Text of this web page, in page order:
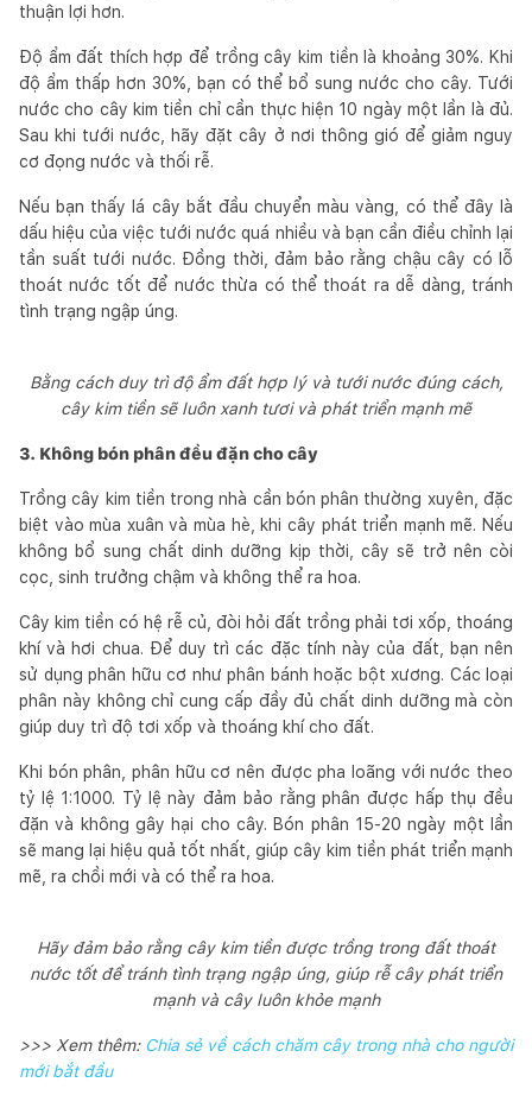
thuận lợi hơn.
Độ ẩm đất thích hợp để trồng cây kim tiền là khoảng 30%. Khi
độ ẩm thấp hơn 30%, bạn có thể bổ sung nước cho cây. Tưới
nước cho cây kim tiền chỉ cần thực hiện 10 ngày một lần là đủ.
Sau khi tưới nước, hãy đặt cây ở nơi thông gió để giảm nguy
cơ đọng nước và thối rễ.
Nếu bạn thấy lá cây bắt đầu chuyển màu vàng, có thể đây là
dấu hiệu của việc tưới nước quá nhiều và bạn cần điều chỉnh lại
tần suất tưới nước. Đồng thời, đảm bảo rằng chậu cây có lỗ
thoát nước tốt để nước thừa có thể thoát ra dễ dàng, tránh
tình trạng ngập úng.
Bằng cách duy trì độ ẩm đất hợp lý và tưới nước đúng cách,
cây kim tiền sẽ luôn xanh tươi và phát triển mạnh mẽ
3. Không bón phân đều đặn cho cây
Trồng cây kim tiền trong nhà cần bón phân thường xuyên, đặc
biệt vào mùa xuân và mùa hè, khi cây phát triển mạnh mẽ. Nếu
không bổ sung chất dinh dưỡng kịp thời, cây sẽ trở nên còi
cọc, sinh trưởng chậm và không thể ra hoa.
Cây kim tiền có hệ rễ củ, đòi hỏi đất trồng phải tơi xốp, thoáng
khí và hơi chua. Để duy trì các đặc tính này của đất, bạn nên
sử dụng phân hữu cơ như phân bánh hoặc bột xương. Các loại
phân này không chỉ cung cấp đầy đủ chất dinh dưỡng mà còn
giúp duy trì độ tơi xốp và thoáng khí cho đất.
Khi bón phân, phân hữu cơ nên được pha loãng với nước theo
tỷ lệ 1:1000. Tỷ lệ này đảm bảo rằng phân được hấp thụ đều
đặn và không gây hại cho cây. Bón phân 15-20 ngày một lần
sẽ mang lại hiệu quả tốt nhất, giúp cây kim tiền phát triển mạnh
mẽ, ra chồi mới và có thể ra hoa.
Hãy đảm bảo rằng cây kim tiền được trồng trong đất thoát
nước tốt để tránh tình trạng ngập úng, giúp rễ cây phát triển
mạnh và cây luôn khỏe mạnh
>>> Xem thêm: Chia sẻ về cách chăm cây trong nhà cho người
mới bắt đầu